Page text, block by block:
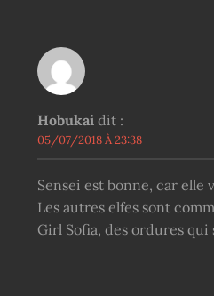
Hobukai dit :
05/07/2018 À 23:38
Sensei est bonne, car elle
Les autres elfes sont
Girl Sofia, des ordures qui